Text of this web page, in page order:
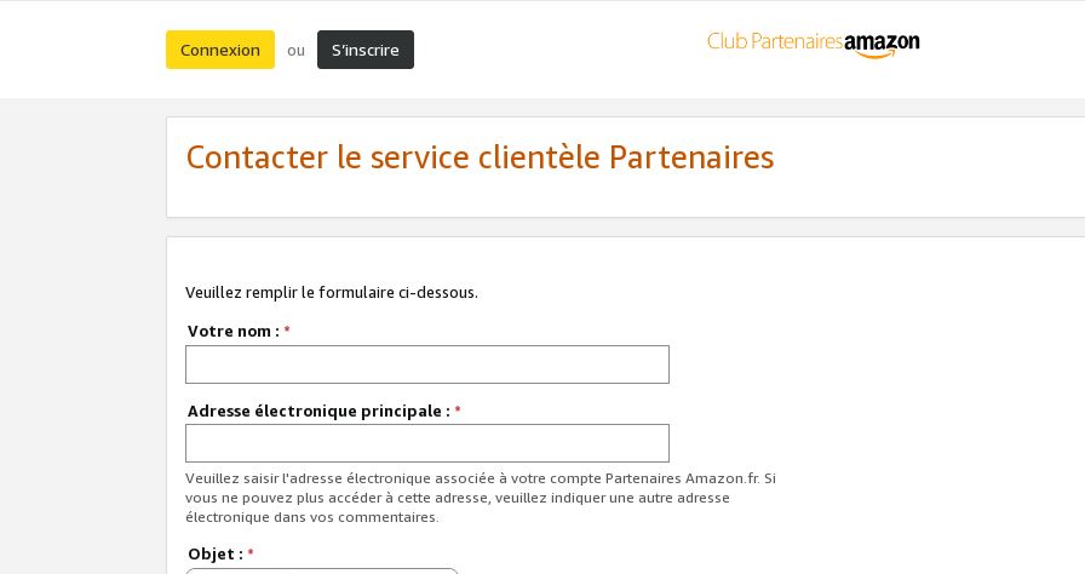
Connexion ou S’inscrire
Contacter le service clientèle Partenaires
Veuillez remplir le formulaire ci-dessous.
Votre nom : *
Adresse électronique principale : *
Veuillez saisir l'adresse électronique associée à votre compte Partenaires Amazon.fr. Si
vous ne pouvez plus accéder à cette adresse, veuillez indiquer une autre adresse
électronique dans vos commentaires.
Objet : *